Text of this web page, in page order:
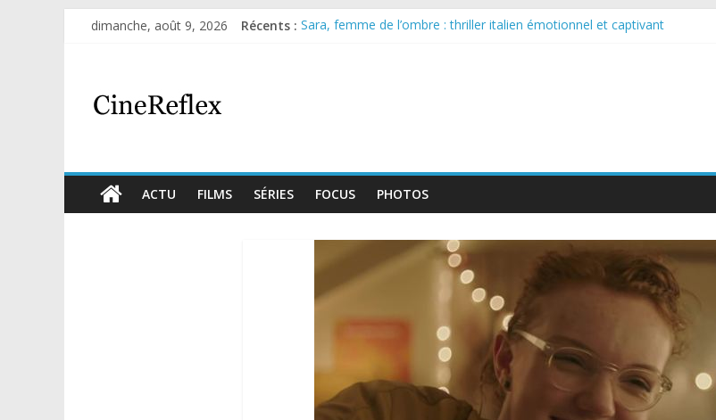
dimanche, août 9, 2026 Récents : Sara, femme de l’ombre : thriller italien émotionnel et captivant
ACTU FILMS SÉRIES FOCUS PHOTOS